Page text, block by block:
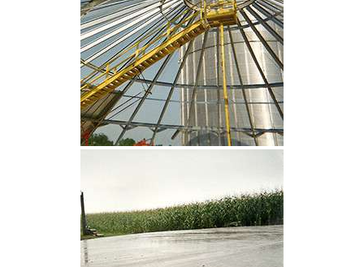
CLIQUEZ POUR AGRANDIR